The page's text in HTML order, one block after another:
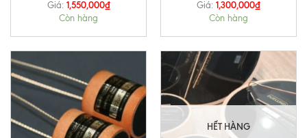
Giá: 1,550,000₫
Còn hàng
Giá: 1,300,000₫
Còn hàng
HẾT HÀNG